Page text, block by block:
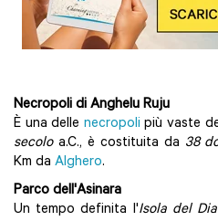
Necropoli di Anghelu Ruju
È una delle necropoli più vaste
secoloa.C., è costituita da 38
Km da Alghero.
Parco dell'Asinara
Un tempo definita l'Isola del